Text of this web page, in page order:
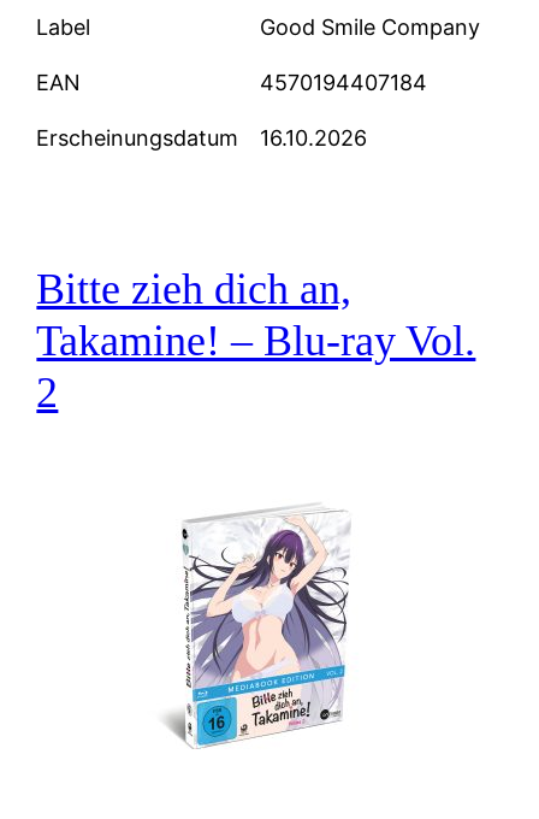
Label Good Smile Company
EAN 4570194407184
Erscheinungsdatum 16.10.2026
Bitte zieh dich an,
Takamine! – Blu-ray Vol.
2